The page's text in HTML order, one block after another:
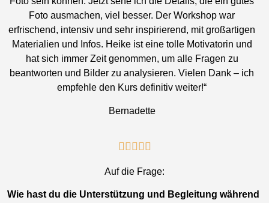
Foto ausmachen, viel besser. Der Workshop war
erfrischend, intensiv und sehr inspirierend, mit großartigen
Materialien und Infos. Heike ist eine tolle Motivatorin und
hat sich immer Zeit genommen, um alle Fragen zu
beantworten und Bilder zu analysieren. Vielen Dank – ich
empfehle den Kurs definitiv weiter!“
Bernadette
    
Auf die Frage:
Wie hast du die Unterstützung und Begleitung während